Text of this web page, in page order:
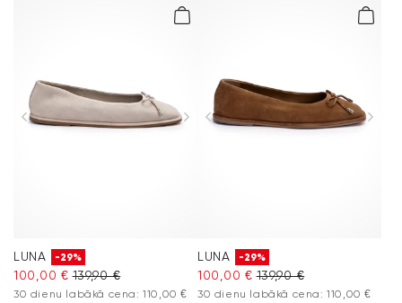
LUNA -29%
100,00 € 139,90 €
30 dienu labākā cena: 110,00 €
LUNA -29%
100,00 € 139,90 €
30 dienu labākā cena: 110,00 €